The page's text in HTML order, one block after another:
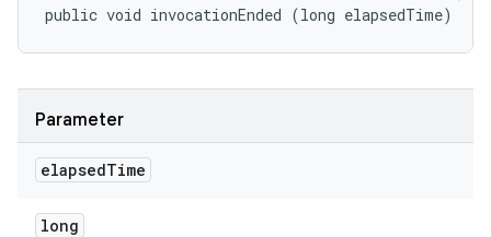
public void invocationEnded (long elapsedTime)
Parameter
elapsedTime
long